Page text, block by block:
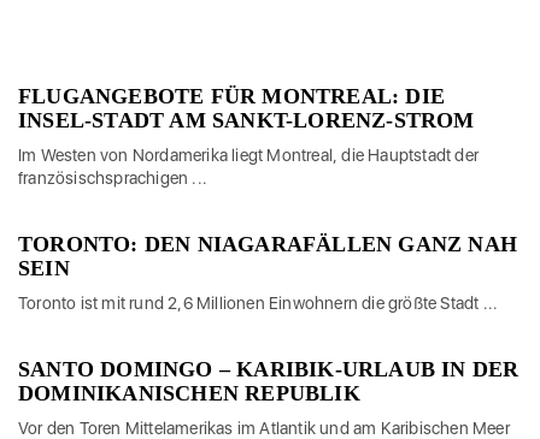
FLUGANGEBOTE FÜR MONTREAL: DIE
INSEL-STADT AM SANKT-LORENZ-STROM
Im Westen von Nordamerika liegt Montreal, die Hauptstadt der
französischsprachigen ...
TORONTO: DEN NIAGARAFÄLLEN GANZ NAH
SEIN
Toronto ist mit rund 2,6 Millionen Einwohnern die größte Stadt ...
SANTO DOMINGO – KARIBIK-URLAUB IN DER
DOMINIKANISCHEN REPUBLIK
Vor den Toren Mittelamerikas im Atlantik und am Karibischen Meer